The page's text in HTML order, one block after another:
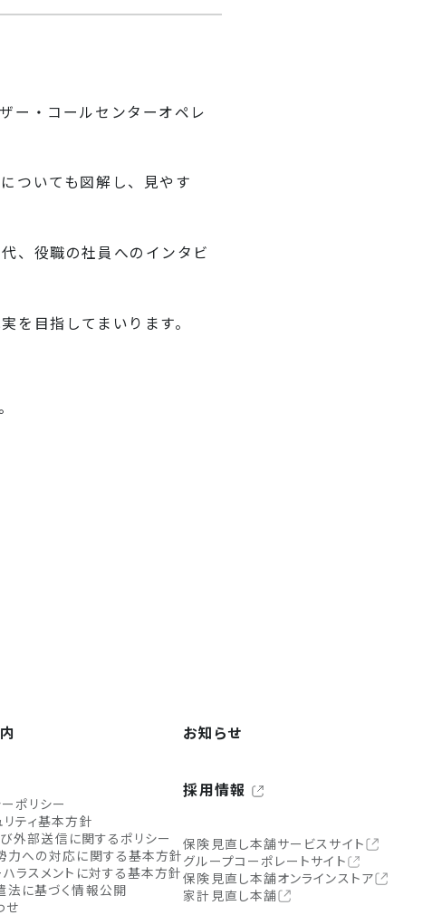
ー・コールセンターオペレ
ついても図解し、見やす
、役職の社員へのインタビ
を目指してまいります。
ポリシー
ティ基本方針
外部送信に関するポリシー
力への対応に関する基本方針
ラスメントに対する基本方針
法に基づく情報公開
せ
お知らせ
採用情報
保険見直し本舗サービスサイト
グループコーポレートサイト
保険見直し本舗オンラインストア
家計見直し本舗